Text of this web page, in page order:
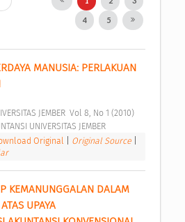
4 5
MANUSIA: PERLAKUAN
JEMBER  Vol 8, No 1 (2010)
UNIVERSITAS JEMBER
Original Original Source
KEMANUNGGALAN DALAM
UPAYA